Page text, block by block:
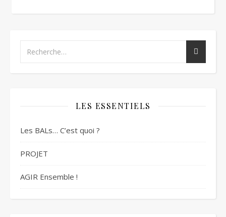
LES ESSENTIELS
Les BALs… C’est quoi ?
PROJET
AGIR Ensemble !